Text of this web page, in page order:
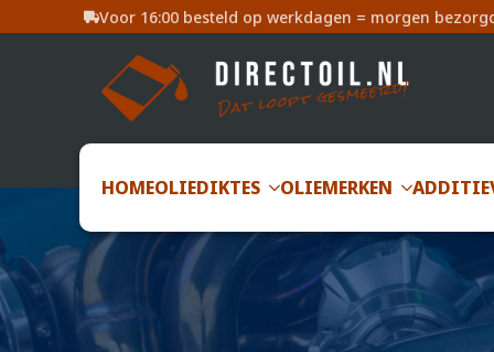
Voor 16:00 besteld op werkdagen = morgen
HOMEOLIEDIKTES OLIEMERKEN